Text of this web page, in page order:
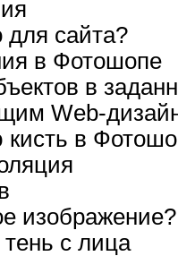
для сайта?
в Фотошопе
в
Web-
кисть в
изображение?
с лица